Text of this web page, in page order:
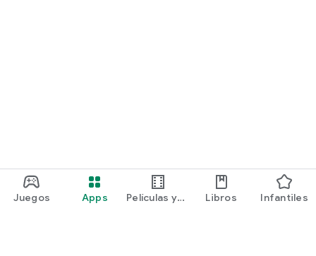
Juegos Apps
Películas y
Libros Infantiles